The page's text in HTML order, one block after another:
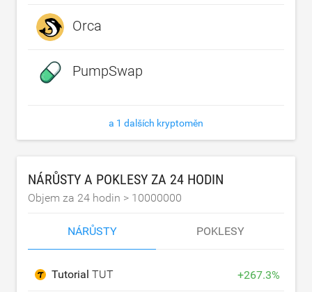
Orca
PumpSwap
a 1 dalších kryptoměn
NÁRŮSTY A POKLESY ZA 24 HODIN
Objem za 24 hodin > 10000000
NÁRŮSTY POKLESY
Tutorial TUT +267.3%